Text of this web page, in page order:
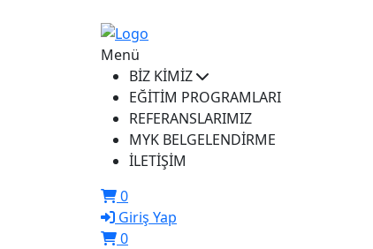
Menü
BİZ KİMİZ
EĞİTİM PROGRAMLARI
REFERANSLARIMIZ
MYK BELGELENDİRME
İLETİŞİM
0
Giriş Yap
0